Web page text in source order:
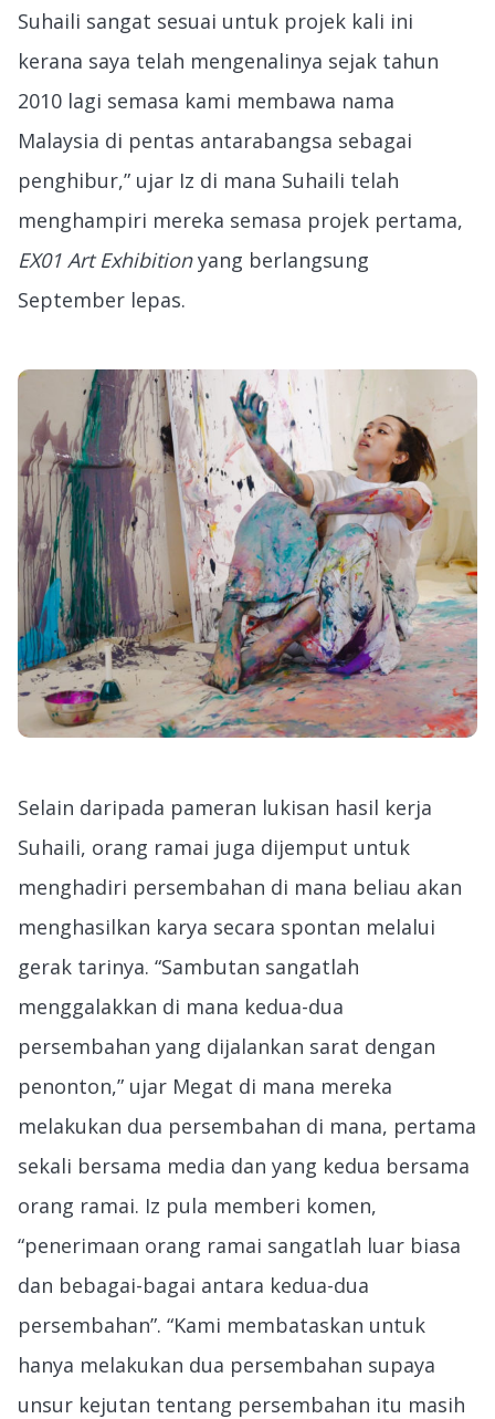
Suhaili sangat sesuai untuk projek kali ini
kerana saya telah mengenalinya sejak tahun
2010 lagi semasa kami membawa nama
Malaysia di pentas antarabangsa sebagai
penghibur,” ujar Iz di mana Suhaili telah
menghampiri mereka semasa projek pertama,
EX01 Art Exhibitionyang berlangsung
September lepas.
Selain daripada pameran lukisan hasil kerja
Suhaili, orang ramai juga dijemput untuk
menghadiri persembahan di mana beliau akan
menghasilkan karya secara spontan melalui
gerak tarinya. “Sambutan sangatlah
menggalakkan di mana kedua-dua
persembahan yang dijalankan sarat dengan
penonton,” ujar Megat di mana mereka
melakukan dua persembahan di mana, pertama
sekali bersama media dan yang kedua bersama
orang ramai. Iz pula memberi komen,
“penerimaan orang ramai sangatlah luar biasa
dan bebagai-bagai antara kedua-dua
persembahan”. “Kami membataskan untuk
hanya melakukan dua persembahan supaya
unsur kejutan tentang persembahan itu masih